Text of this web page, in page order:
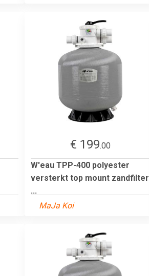
€ 199.00
W'eau TPP-400 polyester
versterkt top mount zandfilter
...
MaJa Koi